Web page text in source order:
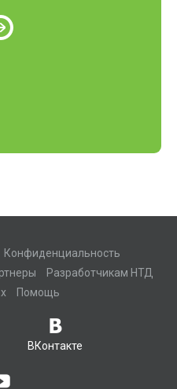
Конфиденциальность
Разработчикам НТД
Помощь
ВКонтакте